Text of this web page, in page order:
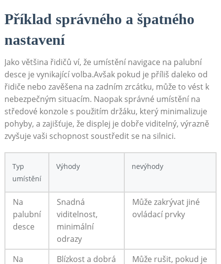
Příklad správného a špatného
nastavení
Jako ‌většina řidičů ví, že umístění⁣ navigace na palubní
desce je vynikající volba.Avšak pokud je příliš daleko ⁣od
řidiče nebo zavěšena na zadním zrcátku, může to vést k
nebezpečným situacím. Naopak ‍správné⁤ umístění na
středové konzole s použitím držáku, který minimalizuje
pohyby, a zajišťuje, že displej je dobře viditelný, výrazně
zvyšuje‌ vaši schopnost soustředit se na silnici.
Typ
umístění
Výhody nevýhody
Na
palubní
desce
Snadná
viditelnost,
minimální
odrazy
Může zakrývat jiné
ovládací prvky
Na
Blízkost ⁤a dobrá
Může rušit, pokud je